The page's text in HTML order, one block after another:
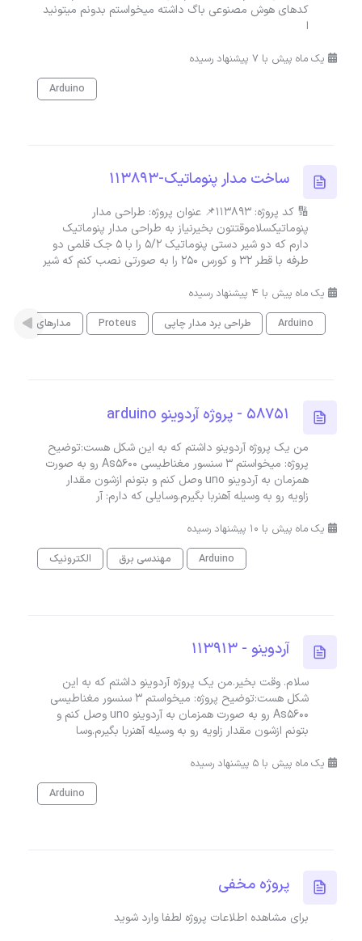
کدهای هوش مصنوعی باگ داشته میخواستم بدونم میتونید
ا
یک ماه پیش با 7 پیشنهاد رسیده
Arduino
ساخت مدار پنوماتیک-113893
🔢 کد پروژه: 113893📌 عنوان پروژه: طراحی مدار
پنوماتیکسلاموقتتون بخیرنیاز به طراحی مدار پنوماتیک
دارم که دو شیر دستی پنوماتیک 5/2 را با ۵ جک قلمی دو
طرفه با قطر ۳۲ و کورس ۲۵۰ را به صورتی نصب کنم که شیر
یک ماه پیش با 4 پیشنهاد رسیده
Arduino
طراحی برد مدار چاپی Proteus مدارهای
58751 - پروژه آردوینو arduino
من یک پروژه آردوینو داشتم که به این شکل هست:توضیح
پروژه: میخواستم ۳ سنسور مغناطیسی As5600 رو به صورت
همزمان به آردوینو uno وصل کنم و بتونم ازشون مقدار
زاویه رو به وسیله آهنربا بگیرم.وسایلی که دارم: آر
یک ماه پیش با 10 پیشنهاد رسیده
Arduino
مهندسی برق الکترونیک
آردوینو - 113913
سلام. وقت بخیر.من یک پروژه آردوینو داشتم که به این
شکل هست:توضیح پروژه: میخواستم ۳ سنسور مغناطیسی
As5600 رو به صورت همزمان به آردوینو uno وصل کنم و
بتونم ازشون مقدار زاویه رو به وسیله آهنربا بگیرم.وسا
یک ماه پیش با 5 پیشنهاد رسیده
Arduino
پروژه مخفی
برای مشاهده اطلاعات پروژه لطفا وارد شوید